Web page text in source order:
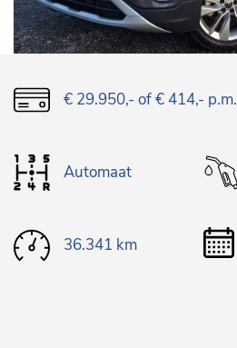
€ 29.950,- of € 414,- p.m.
Automaat
36.341 km